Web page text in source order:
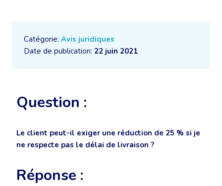
Catégorie: Avis juridiques
Date de publication: 22 juin 2021
Question :
Le client peut-il exiger une réduction de 25 % si je
ne respecte pas le délai de livraison ?
Réponse :